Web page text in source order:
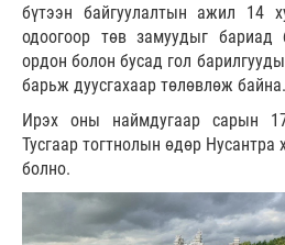
бүтээн байгуулалтын ажил 14
одоогоор төв замуудыг бариад
ордон болон бусад гол
барьж дуусгахаар төлөвлөж байна.
Ирэх оны наймдугаар сарын
Тусгаар тогтнолын өдөр
болно.